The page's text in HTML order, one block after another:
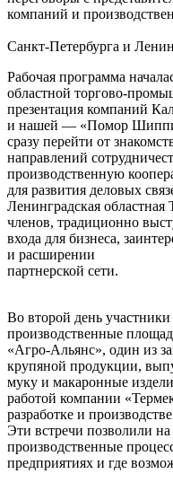
компаний и
Санкт-Петербурга и
Рабочая программа
областной торгово-
презентация компаний
и нашей — «Помор
сразу перейти от
направлений
производственную
для развития деловых
Ленинградская
членов, традиционно
входа для бизнеса,
и расширении
партнерской сети.
Во второй день
производственные
«Агро-Альянс», один из
крупяной продукции,
муку и макаронные
работой компании
разработке и
Эти встречи позволили
производственные
предприятиях и где